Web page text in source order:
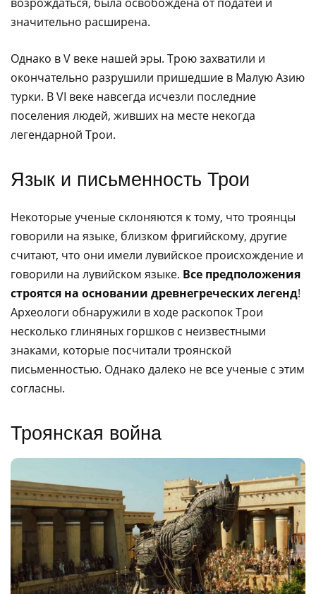
значительно расширена.
Однако в V веке нашей эры. Трою захватили и
окончательно разрушили пришедшие в Малую Азию
турки. В VI веке навсегда исчезли последние
поселения людей, живших на месте некогда
легендарной Трои.
Язык и письменность Трои
Некоторые ученые склоняются к тому, что троянцы
говорили на языке, близком фригийскому, другие
считают, что они имели лувийское происхождение и
говорили на лувийском языке. Все предположения
строятся на основании древнегреческих легенд!
Археологи обнаружили в ходе раскопок Трои
несколько глиняных горшков с неизвестными
знаками, которые посчитали троянской
письменностью. Однако далеко не все ученые с этим
согласны.
Троянская война